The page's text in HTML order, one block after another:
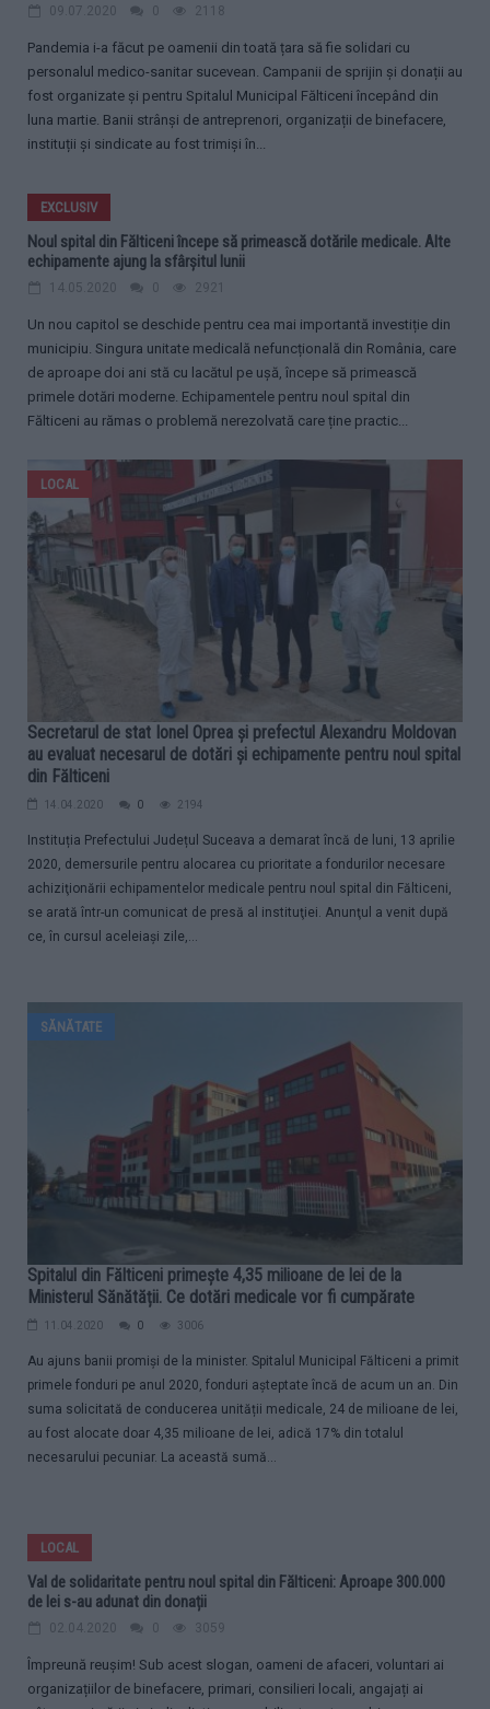
09.07.2020 0 2118
Pandemia i-a făcut pe oamenii din toată țara să fie solidari cu
personalul medico-sanitar sucevean. Campanii de sprijin și donații au
fost organizate și pentru Spitalul Municipal Fălticeni începând din
luna martie. Banii strânși de antreprenori, organizații de binefacere,
instituții și sindicate au fost trimiși în...
EXCLUSIV
Noul spital din Fălticeni începe să primească dotările medicale. Alte
echipamente ajung la sfârșitul lunii
14.05.2020 0 2921
Un nou capitol se deschide pentru cea mai importantă investiție din
municipiu. Singura unitate medicală nefuncțională din România, care
de aproape doi ani stă cu lacătul pe ușă, începe să primească
primele dotări moderne. Echipamentele pentru noul spital din
Fălticeni au rămas o problemă nerezolvată care ține practic...
LOCAL
Secretarul de stat Ionel Oprea şi prefectul Alexandru Moldovan
au evaluat necesarul de dotări şi echipamente pentru noul spital
din Fălticeni
14.04.2020 0 2194
Instituția Prefectului Județul Suceava a demarat încă de luni, 13 aprilie
2020, demersurile pentru alocarea cu prioritate a fondurilor necesare
achiziţionării echipamentelor medicale pentru noul spital din Fălticeni,
se arată într-un comunicat de presă al instituţiei. Anunţul a venit după
ce, în cursul aceleiaşi zile,...
SĂNĂTATE
Spitalul din Fălticeni primește 4,35 milioane de lei de la
Ministerul Sănătății. Ce dotări medicale vor fi cumpărate
11.04.2020 0 3006
Au ajuns banii promiși de la minister. Spitalul Municipal Fălticeni a primit
primele fonduri pe anul 2020, fonduri așteptate încă de acum un an. Din
suma solicitată de conducerea unității medicale, 24 de milioane de lei,
au fost alocate doar 4,35 milioane de lei, adică 17% din totalul
necesarului pecuniar. La această sumă...
LOCAL
Val de solidaritate pentru noul spital din Fălticeni: Aproape 300.000
de lei s-au adunat din donații
02.04.2020 0 3059
Împreună reușim! Sub acest slogan, oameni de afaceri, voluntari ai
organizațiilor de binefacere, primari, consilieri locali, angajați ai